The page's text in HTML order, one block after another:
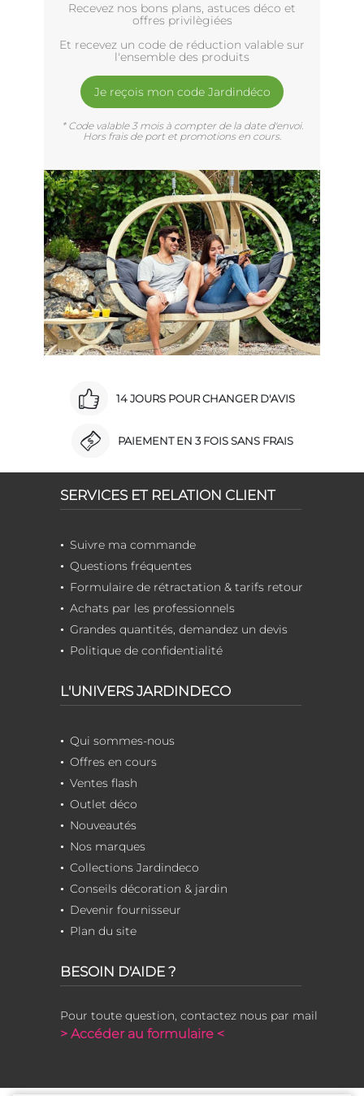
Recevez nos bons plans, astuces déco et
offres privilègiées
Et recevez un code de réduction valable sur
l'ensemble des produits
Je reçois mon code Jardindéco
* Code valable 3 mois à compter de la date d'envoi.
Hors frais de port et promotions en cours.
14 JOURS POUR CHANGER D'AVIS
PAIEMENT EN 3 FOIS SANS FRAIS
SERVICES ET RELATION CLIENT
Suivre ma commande
Questions fréquentes
Formulaire de rétractation & tarifs retour
Achats par les professionnels
Grandes quantités, demandez un devis
Politique de confidentialité
L'UNIVERS JARDINDECO
Qui sommes-nous
Offres en cours
Ventes flash
Outlet déco
Nouveautés
Nos marques
Collections Jardindeco
Conseils décoration & jardin
Devenir fournisseur
Plan du site
BESOIN D'AIDE ?
Pour toute question, contactez nous par mail
> Accéder au formulaire <